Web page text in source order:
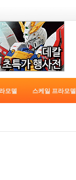
모델 스케일 프라모델